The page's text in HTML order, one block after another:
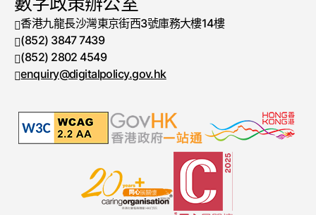
香港九龍長沙灣東京街西3號庫務大樓14樓
電話號碼
(852) 3847 7439
傳真號碼
(852) 2802 4549
enquiry@digitalpolicy.gov.hk